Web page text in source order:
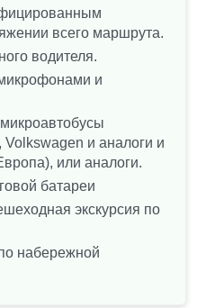
и морского флота,
стойкости города.
поездок с насыщенным
локаций.
с детьми
на побережье?
бронируйте места в
всего маршрута.
водителя.
и
и аналоги и
или аналоги.
батареи
экскурсия по
набережной